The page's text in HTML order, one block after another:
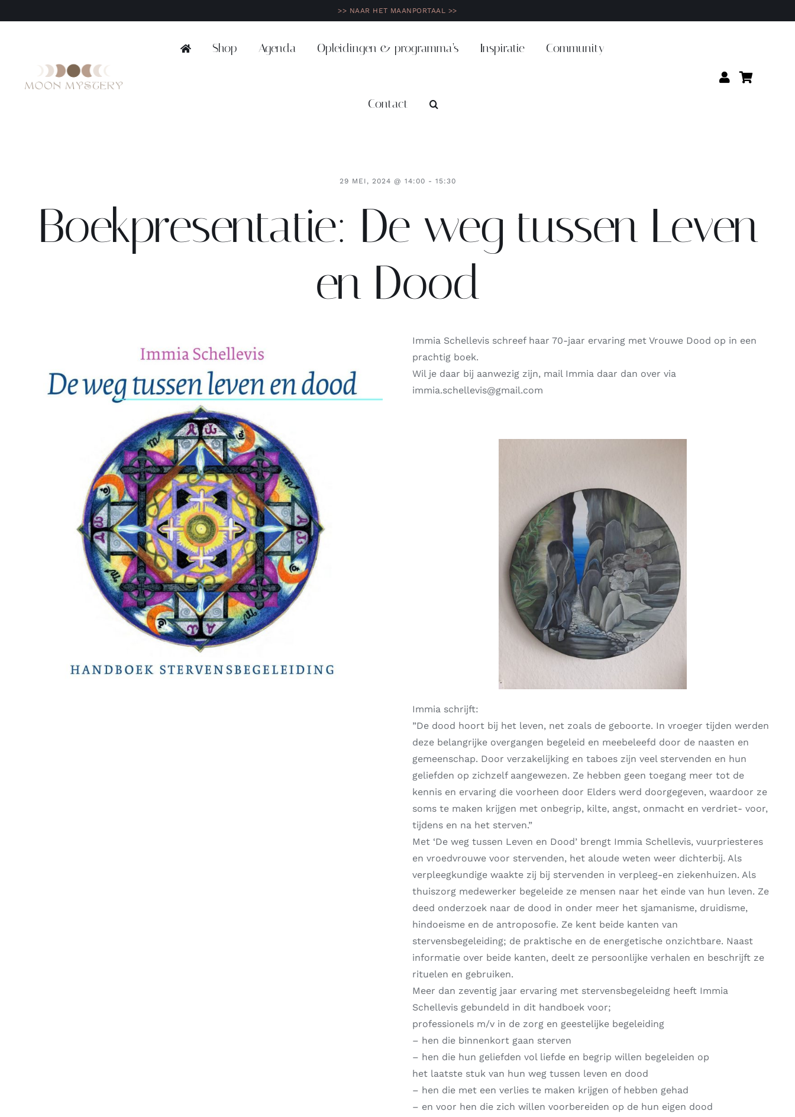
naar
>> NAAR HET MAANPORTAAL >>
Shop Agenda Opleidingen & programma’s Inspiratie Community
Contact
29 MEI, 2024 @ 14:00 - 15:30
Boekpresentatie: De weg tussen Leven
en Dood
Immia Schellevis schreef haar 70-jaar ervaring met Vrouwe Dood op in een
prachtig boek.
Wil je daar bij aanwezig zijn, mail Immia daar dan over via
immia.schellevis@gmail.com
Immia schrijft:
”De dood hoort bij het leven, net zoals de geboorte. In vroeger tijden werden
deze belangrijke overgangen begeleid en meebeleefd door de naasten en
gemeenschap. Door verzakelijking en taboes zijn veel stervenden en hun
geliefden op zichzelf aangewezen. Ze hebben geen toegang meer tot de
kennis en ervaring die voorheen door Elders werd doorgegeven, waardoor ze
soms te maken krijgen met onbegrip, kilte, angst, onmacht en verdriet- voor,
tijdens en na het sterven.”
Met ‘De weg tussen Leven en Dood’ brengt Immia Schellevis, vuurpriesteres
en vroedvrouwe voor stervenden, het aloude weten weer dichterbij. Als
verpleegkundige waakte zij bij stervenden in verpleeg-en ziekenhuizen. Als
thuiszorg medewerker begeleide ze mensen naar het einde van hun leven. Ze
deed onderzoek naar de dood in onder meer het sjamanisme, druidisme,
hindoeisme en de antroposofie. Ze kent beide kanten van
stervensbegeleiding; de praktische en de energetische onzichtbare. Naast
informatie over beide kanten, deelt ze persoonlijke verhalen en beschrijft ze
rituelen en gebruiken.
Meer dan zeventig jaar ervaring met stervensbegeleidng heeft Immia
Schellevis gebundeld in dit handboek voor;
professionels m/v in de zorg en geestelijke begeleiding
– hen die binnenkort gaan sterven
– hen die hun geliefden vol liefde en begrip willen begeleiden op
het laatste stuk van hun weg tussen leven en dood
– hen die met een verlies te maken krijgen of hebben gehad
– en voor hen die zich willen voorbereiden op de hun eigen dood